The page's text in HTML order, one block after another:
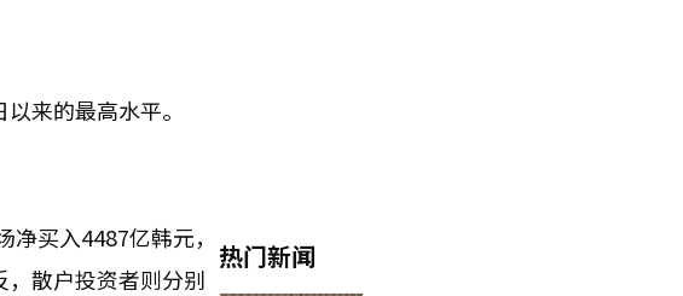
来的最高水平。
买入4487亿韩元，
，散户投资者则分别
热门新闻